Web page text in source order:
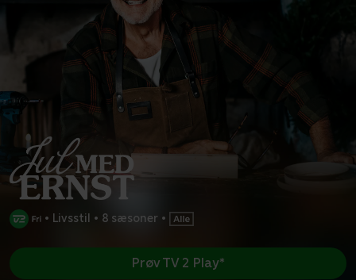
• Livsstil • 8 sæsoner •
Prøv TV 2 Play*